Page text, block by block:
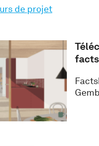
de projet